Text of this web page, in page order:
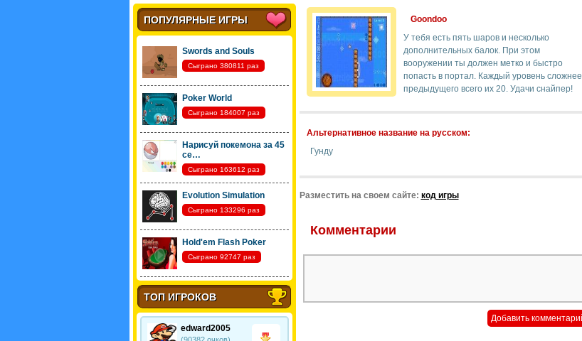
ПОПУЛЯРНЫЕ ИГРЫ
Swords and Souls
Сыграно 380811 раз
Poker World
Сыграно 184007 раз
Нарисуй покемона за 45
се…
Сыграно 163612 раз
Evolution Simulation
Сыграно 133296 раз
Hold'em Flash Poker
Сыграно 92747 раз
ТОП ИГРОКОВ
edward2005
Goondoo
У тебя есть пять шаров и несколько
дополнительных балок. При этом
вооружении ты должен метко и быстро
попасть в портал. Каждый уровень сложнее
предыдущего всего их 20. Удачи снайпер!
Альтернативное название на русском:
Гунду
Разместить на своем сайте: код игры
Комментарии